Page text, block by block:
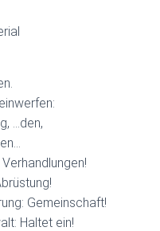
…den,
Gemeinschaft!
Haltet ein!